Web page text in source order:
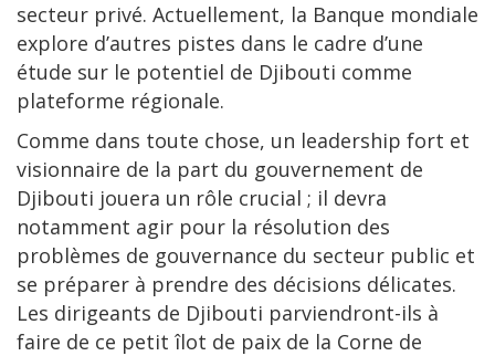
secteur privé. Actuellement, la Banque mondiale
explore d’autres pistes dans le cadre d’une
étude sur le potentiel de Djibouti comme
plateforme régionale.
Comme dans toute chose, un leadership fort et
visionnaire de la part du gouvernement de
Djibouti jouera un rôle crucial ; il devra
notamment agir pour la résolution des
problèmes de gouvernance du secteur public et
se préparer à prendre des décisions délicates.
Les dirigeants de Djibouti parviendront-ils à
faire de ce petit îlot de paix de la Corne de